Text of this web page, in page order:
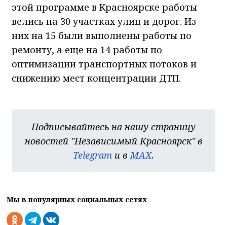
этой программе в Красноярске работы
велись на 30 участках улиц и дорог. Из
них на 15 были выполнены работы по
ремонту, а еще на 14 работы по
оптимизации транспортных потоков и
снижению мест концентрации ДТП.
Подписывайтесь на нашу страницу
новостей "Независимый Красноярск" в
Telegram и в MAX.
Мы в популярных социальных сетях